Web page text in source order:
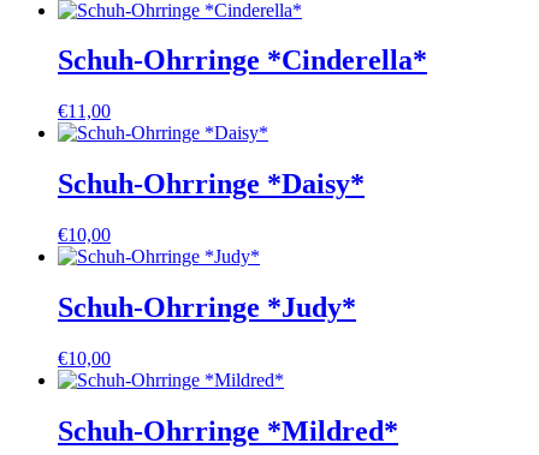
Schuh-Ohrringe *Cinderella*
€11,00
Schuh-Ohrringe *Daisy*
€10,00
Schuh-Ohrringe *Judy*
€10,00
Schuh-Ohrringe *Mildred*